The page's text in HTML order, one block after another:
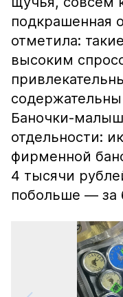
подкрашенная
отметила:
высоким
Баночки-
отдельности:
фирменной
4 тысячи
побольше — за